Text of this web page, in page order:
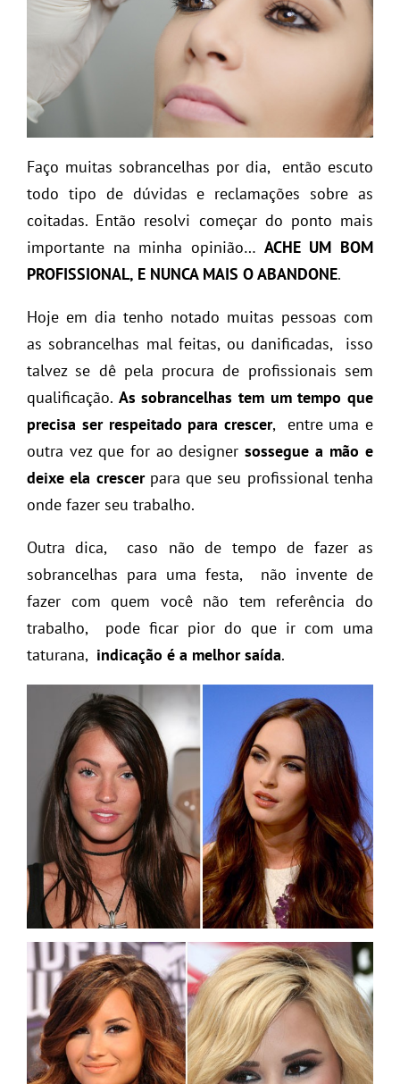
Faço muitas sobrancelhas por dia, então escuto
todo tipo de dúvidas e reclamações sobre as
coitadas. Então resolvi começar do ponto mais
importante na minha opinião… ACHE UM BOM
PROFISSIONAL, E NUNCA MAIS O ABANDONE.
Hoje em dia tenho notado muitas pessoas com
as sobrancelhas mal feitas, ou danificadas, isso
talvez se dê pela procura de profissionais sem
qualificação. As sobrancelhas tem um tempo que
precisa ser respeitado para crescer, entre uma e
outra vez que for ao designersossegue a mão e
deixe ela crescerpara que seu profissional tenha
onde fazer seu trabalho.
Outra dica, caso não de tempo de fazer as
sobrancelhas para uma festa, não invente de
fazer com quem você não tem referência do
trabalho, pode ficar pior do que ir com uma
taturana, indicação é a melhor saída.